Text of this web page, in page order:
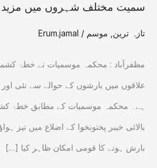
سمیت مختلف شہروں میں مزید
تازہ ترین موسم /
Erum.jamal
مظفرآباد : محکمہ موسمیات نے خطۂ
علاقوں میں بارشوں کے حوالے سے نئی
ہے۔ محکمہ موسمیات کے مطابق خطۂ
بالائی خیبر پختونخوا کے اضلاع میں تیز
بارش ہونے کا قومی امکان ظاہر کیا […]
شہروں
میں
مزید
کی
پیشگوئی